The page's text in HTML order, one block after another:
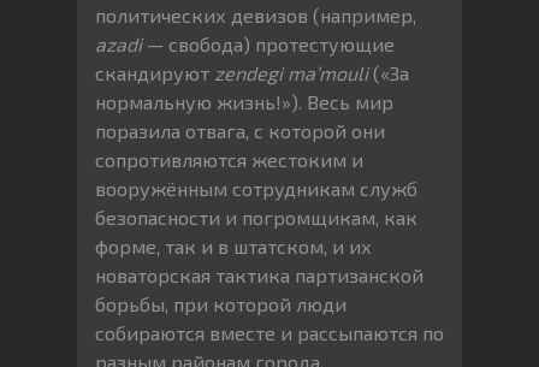
политических девизов (например,
azadi— свобода) протестующие
скандируют zendegi ma’mouli(«За
нормальную жизнь!»). Весь мир
поразила отвага, с которой они
сопротивляются жестоким и
вооружённым сотрудникам служб
безопасности и погромщикам, как
форме, так и в штатском, и их
новаторская тактика партизанской
борьбы, при которой люди
собираются вместе и рассыпаются по
разным районам города.